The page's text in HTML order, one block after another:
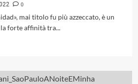
0
mai titolo fu più azzeccato, è un
forte affinità tra...